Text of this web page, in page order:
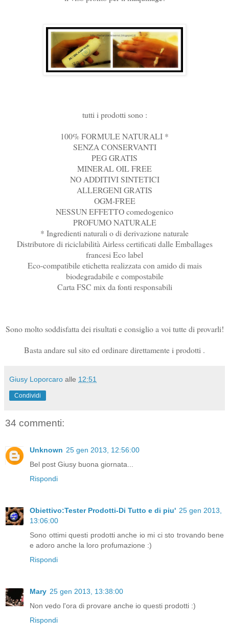
tutti i prodotti sono :
100% FORMULE NATURALI *
SENZA CONSERVANTI
PEG GRATIS
MINERAL OIL FREE
NO ADDITIVI SINTETICI
ALLERGENI GRATIS
OGM-FREE
NESSUN EFFETTO comedogenico
PROFUMO NATURALE
* Ingredienti naturali o di derivazione naturale
Distributore di riciclabilità Airless certificati dalle Emballages
francesi Eco label
Eco-compatibile etichetta realizzata con amido di mais
biodegradabile e compostabile
Carta FSC mix da fonti responsabili
Sono molto soddisfatta dei risultati e consiglio a voi tutte di provarli!
Basta andare sul sito ed ordinare direttamente i prodotti .
Giusy Loporcaro alle 12:51
Condividi
34 commenti:
Unknown 25 gen 2013, 12:56:00
Bel post Giusy buona giornata...
Rispondi
Obiettivo:Tester Prodotti-Di Tutto e di piu' 25 gen 2013,
13:06:00
Sono ottimi questi prodotti anche io mi ci sto trovando bene
e adoro anche la loro profumazione :)
Rispondi
Mary 25 gen 2013, 13:38:00
Non vedo l'ora di provare anche io questi prodotti :)
Rispondi